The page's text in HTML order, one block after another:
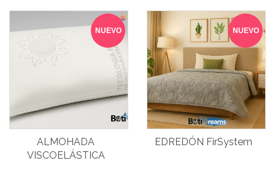
NUEVO
ALMOHADA
VISCOELÁSTICA
NUEVO
EDREDÓN FirSystem